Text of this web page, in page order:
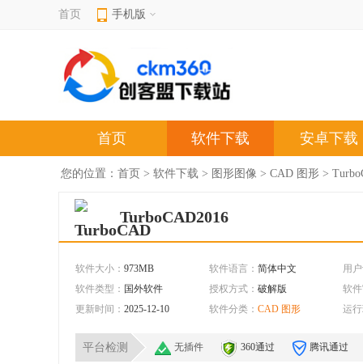
首页 手机版
首页 软件下载 安卓下载
您的位置： 首页 > 软件下载 > 图形图像 > CAD 图形 >
TurboCAD2016
软件大小： 973MB 软件语言： 简体中文
用
软件类型： 国外软件 授权方式： 破解版
软
更新时间： 2025-12-10 软件分类： CAD 图形 运
平台检测 无插件 360通过 腾讯通过